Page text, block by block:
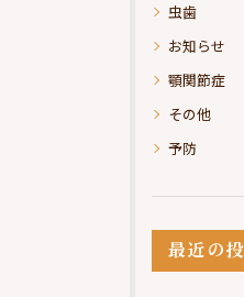
虫歯
お知らせ
顎関節症
その他
予防
最近の